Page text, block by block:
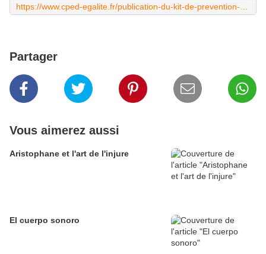
Partager
Vous aimerez aussi
Aristophane et l'art de l'injure
El cuerpo sonoro